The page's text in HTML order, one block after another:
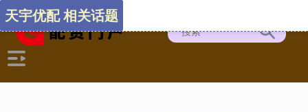
天宇优配 相关话题